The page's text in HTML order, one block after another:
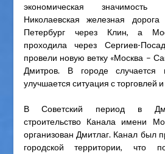
экономическая значимость
Николаевская железная
Петербург через Клин, а
проходила через Сергиев-
провели новую ветку «Москва –
Дмитров. В городе случается
улучшается ситуация с
В Советский период в
строительство Канала имени
организован Дмитлаг. Канал был
городской территории, что